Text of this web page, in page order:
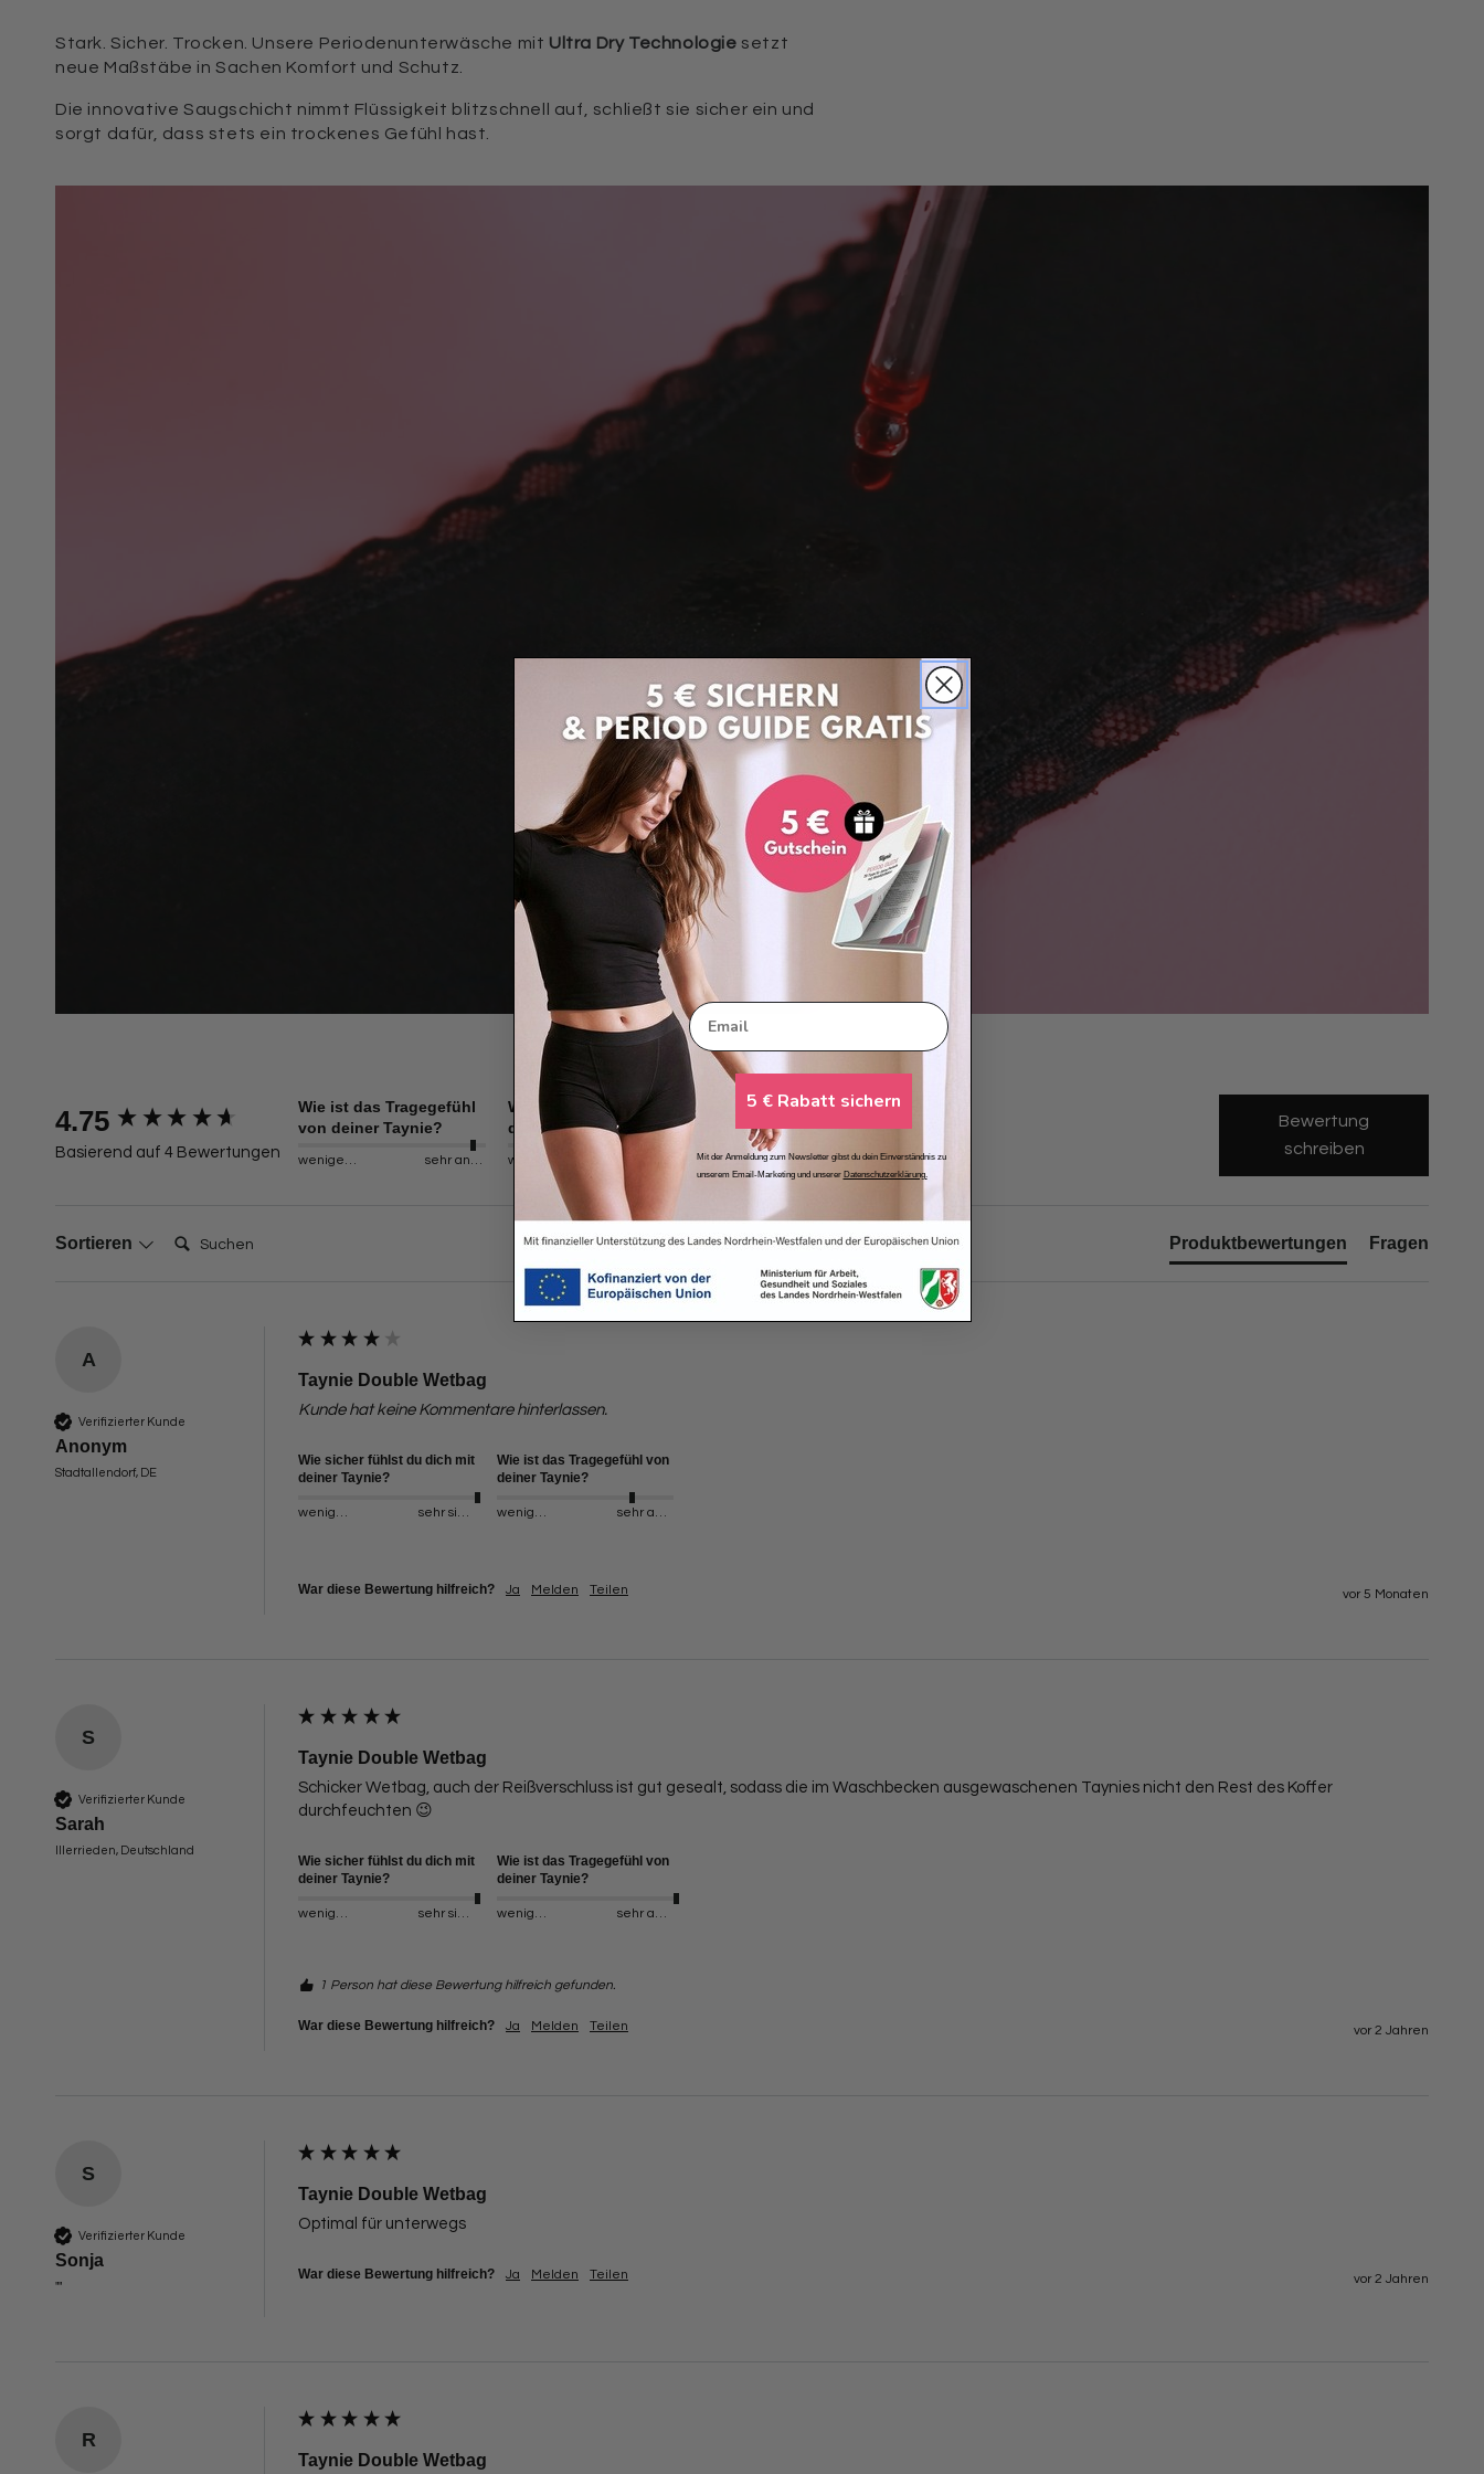
Stark. Sicher. Trocken. Unsere Periodenunterwäsche mit Ultra Dry Technologie setzt
neue Maßstäbe in Sachen Komfort und Schutz.
Die innovative Saugschicht nimmt Flüssigkeit blitzschnell auf, schließt sie sicher ein und
sorgt dafür, dass stets ein trockenes Gefühl hast.
4.75
Basierend auf 4 Bewertungen
Wie ist das Tragegefühl
von deiner Taynie?
weniger angenehm sehr angenehm
Wie sicher fühlst du
dich mit deiner Taynie?
Bewertung
schreiben
Sortieren Suchen: Produktbewertungen Fragen
A
Verifizierter Kunde
Anonym
Stadtallendorf, DE
Taynie Double Wetbag
Kunde hat keine Kommentare hinterlassen.
Wie sicher fühlst du dich mit
deiner Taynie?
Wie ist das Tragegefühl von
deiner Taynie?
War diese Bewertung hilfreich? Ja Melden Teilen vor 5 Monaten
S
Verifizierter Kunde
Sarah
Illerrieden, Deutschland
Taynie Double Wetbag
Schicker Wetbag, auch der Reißverschluss ist gut gesealt, sodass die im Waschbecken ausgewaschenen Taynies nicht den Rest des Koffer
durchfeuchten 😉
Wie sicher fühlst du dich mit
deiner Taynie?
weniger sicher sehr sicher
Wie ist das Tragegefühl von
deiner Taynie?
weniger angenehm sehr angenehm
1 Person hat diese Bewertung hilfreich gefunden.
War diese Bewertung hilfreich? Ja Melden Teilen vor 2 Jahren
S
Verifizierter Kunde
Sonja
""
Taynie Double Wetbag
Optimal für unterwegs
War diese Bewertung hilfreich? Ja Melden Teilen vor 2 Jahren
R
Taynie Double Wetbag
New content loaded
Email
5 € Rabatt sichern
Mit der Anmeldung zum Newsletter gibst du dein Einverständnis zu
unserem Email-Marketing und unserer Datenschutzerklärung.